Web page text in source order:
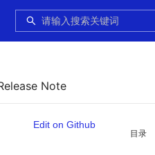
Note
目录
Edit on Github